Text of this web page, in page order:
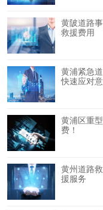
黄陂道路
救援费用
黄浦紧急
快速应对
黄浦区重
费！
黄州道路
援服务